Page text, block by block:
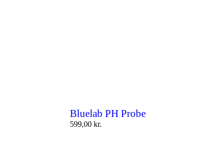
Bluelab PH Probe
599,00 kr.